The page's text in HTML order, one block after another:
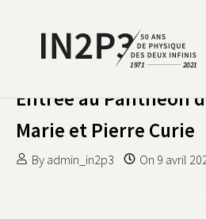
IN2P3 50 ANS DE
Entrée au Panthéon
Marie et Pierre Curie
By admin_in2p3 On 9 avril